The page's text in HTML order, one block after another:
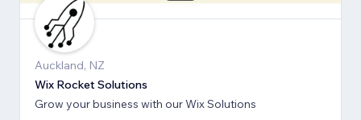
Auckland, NZ
Wix Rocket Solutions
Grow your business with our Wix Solutions